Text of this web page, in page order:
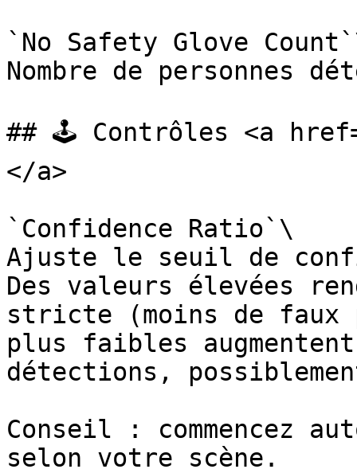
`No Safety Glove
Nombre de personnes
## 🕹️ Contrôles <a
</a>
`Confidence Ratio`\
Ajuste le seuil de
Des valeurs élevées
stricte (moins de
plus faibles
détections,
Conseil : commencez
selon votre scène.